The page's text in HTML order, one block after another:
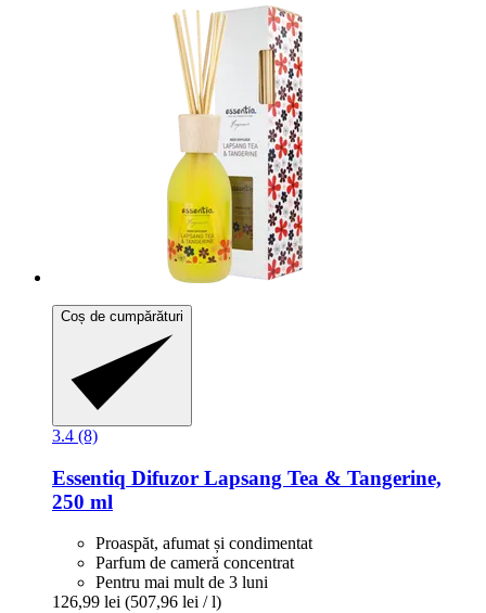
Coș de cumpărături
3.4 (8)
Essentiq Difuzor Lapsang Tea & Tangerine,
250 ml
Proaspăt, afumat și condimentat
Parfum de cameră concentrat
Pentru mai mult de 3 luni
126,99 lei (507,96 lei / l)